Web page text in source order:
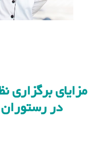
مزایای برگزاری
در